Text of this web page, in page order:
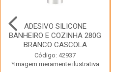
ADESIVO SILICONE
BANHEIRO E COZINHA 280G
BRANCO CASCOLA
Código: 42937
*Imagem meramente ilustrativa